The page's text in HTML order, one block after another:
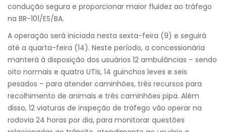
condução segura e proporcionar maior fluidez ao tráfego
na BR-101/ES/BA.
A operação será iniciada nesta sexta-feira (9) e seguirá
até a quarta-feira (14). Neste período, a concessionária
manterá à disposição dos usuários 12 ambulâncias – sendo
oito normais e quatro UTIs, 14 guinchos leves e seis
pesados – para atender caminhões, três recursos para
recolhimento de animais e três caminhões pipa. Além
disso, 12 viaturas de inspeção de tráfego vão operar na
rodovia 24 horas por dia, para monitorar questões